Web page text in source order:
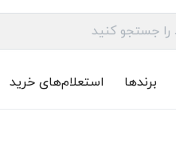
برندها استعلام‌های خرید